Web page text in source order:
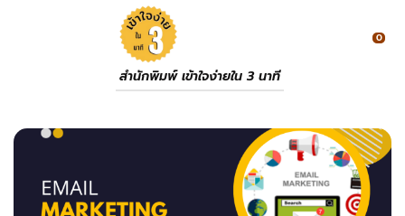
สำนักพิมพ์ เข้าใจง่ายใน 3 นาที
0